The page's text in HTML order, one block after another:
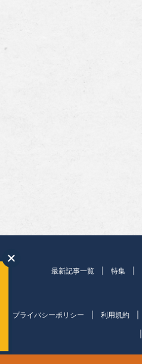
最新記事一覧
特集
プライバシーポリシー 利用規約